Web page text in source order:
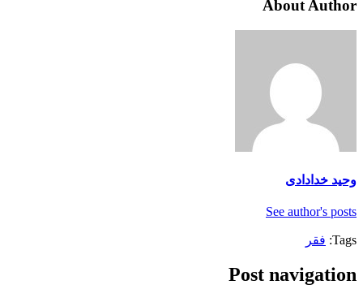
About Author
وحید خدادادی
See author's posts
Tags: فقر
Post navigation